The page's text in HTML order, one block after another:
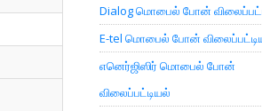
Dialog மொபைல் போன்
E-tel மொபைல் போன்
எனெர்ஜிஸிர் மொபைல் போன்
விலைப்பட்டியல்